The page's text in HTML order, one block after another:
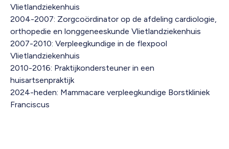
Vlietlandziekenhuis
2004-2007: Zorgcoördinator op de afdeling cardiologie,
orthopedie en longgeneeskunde Vlietlandziekenhuis
2007-2010: Verpleegkundige in de flexpool
Vlietlandziekenhuis
2010-2016: Praktijkondersteuner in een
huisartsenpraktijk
2024-heden: Mammacare verpleegkundige Borstkliniek
Franciscus